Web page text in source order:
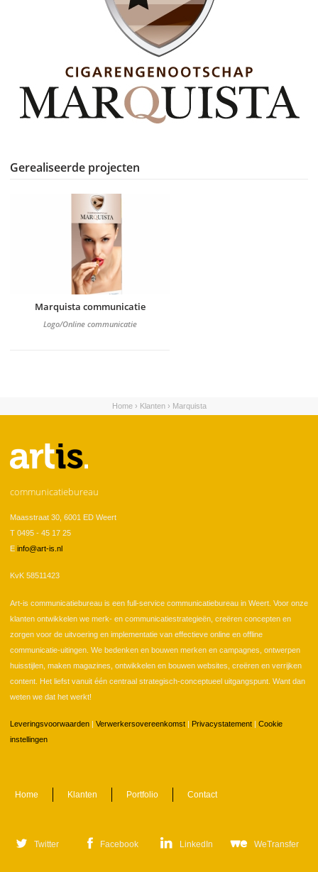
Gerealiseerde projecten
Marquista communicatie
Logo/Online communicatie
U bent hier
Home› Klanten› Marquista
communicatiebureau
Maasstraat 30, 6001 ED Weert
T 0495 - 45 17 25
E info@art-is.nl
KvK 58511423
Art-is communicatiebureau is een full-service communicatiebureau in Weert. Voor onze
klanten ontwikkelen we merk- en communicatiestrategieën, creëren concepten en
zorgen voor de uitvoering en implementatie van effectieve online en offline
communicatie-uitingen. We bedenken en bouwen merken en campagnes, ontwerpen
huisstijlen, maken magazines, ontwikkelen en bouwen websites, creëren en verrijken
content. Het liefst vanuit één centraal strategisch-conceptueel uitgangspunt. Want dan
weten we dat het werkt!
Leveringsvoorwaarden Verwerkersovereenkomst Privacystatement
Cookie
instellingen
Home Klanten Portfolio Contact
Twitter Facebook LinkedIn WeTransfer